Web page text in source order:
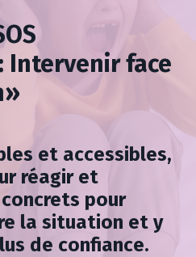
Intervenir face
et accessibles,
réagir et
pour
la situation et y
de confiance.